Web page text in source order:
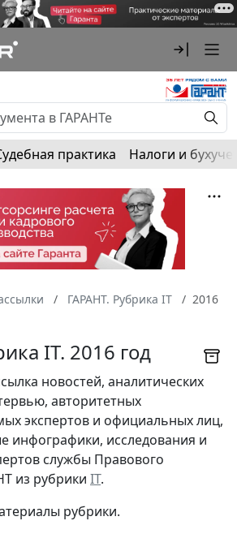
практика Налоги и
ГАРАНТ. Рубрика IT
2016
IT. 2016 год
новостей, аналитических
авторитетных
экспертов и официальных лиц,
инфографики, исследования и
службы Правового
из рубрики IT.
рубрики.